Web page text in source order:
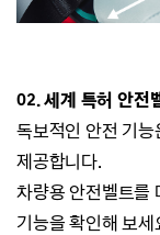
02. 세계 특허 안전
독보적인 안전 기
제공합니다.
차량용 안전벨트를
기능을 확인해 보세